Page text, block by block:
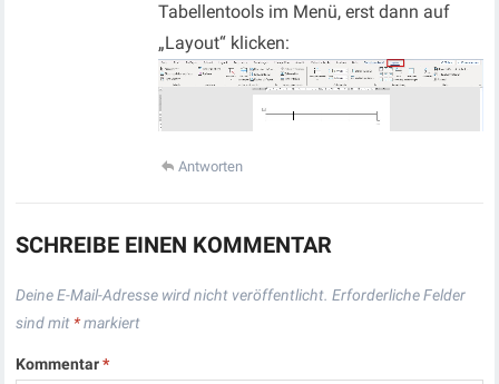
Tabellentools im Menü, erst dann auf
„Layout“ klicken:
Antworten
SCHREIBE EINEN KOMMENTAR
Deine E-Mail-Adresse wird nicht veröffentlicht. Erforderliche Felder
sind mit *markiert
Kommentar*